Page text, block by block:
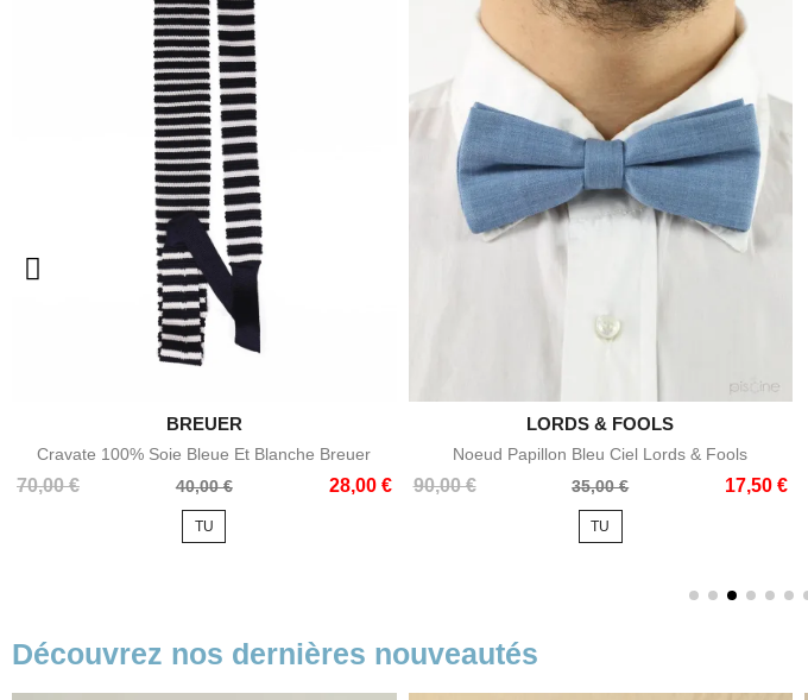
Aperçu rapide
BREUER
Cravate 100% Soie Bleue Et Blanche Breuer
70,00 €
Prix
40,00 € 28,00 €
Prix
TU
Aperçu rapide
LORDS & FOOLS
Noeud Papillon Bleu Ciel Lords & Fools
90,00 €
Prix
35,00 € 17,50 €
Prix
TU
Découvrez nos dernières nouveautés